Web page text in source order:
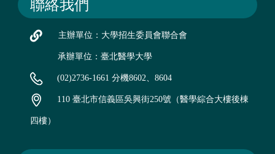
聯絡我們
主辦單位：大學招生委員會聯合會
承辦單位：臺北醫學大學
(02)2736-1661 分機8602、8604
110 臺北市信義區吳興街250號（醫學綜合大樓後棟
四樓）